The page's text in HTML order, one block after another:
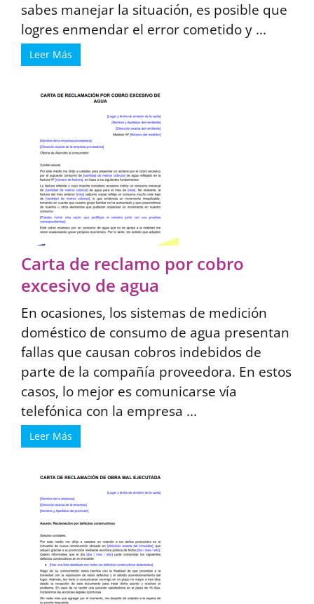
sabes manejar la situación, es posible que
logres enmendar el error cometido y ...
Leer Más
Carta de reclamo por cobro
excesivo de agua
En ocasiones, los sistemas de medición
doméstico de consumo de agua presentan
fallas que causan cobros indebidos de
parte de la compañía proveedora. En estos
casos, lo mejor es comunicarse vía
telefónica con la empresa ...
Leer Más